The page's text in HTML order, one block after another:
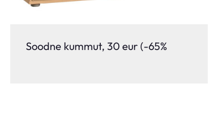
Soodne kummut, 30 eur (-65%